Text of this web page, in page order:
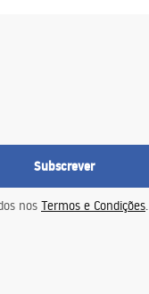
Subscrever
nos Termos e Condições.